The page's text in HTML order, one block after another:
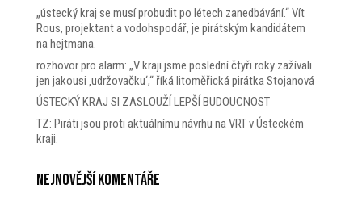
„ústecký kraj se musí probudit po létech zanedbávání.“ Vít
Rous, projektant a vodohspodář, je pirátským kandidátem
na hejtmana.
rozhovor pro alarm: „V kraji jsme poslední čtyři roky zažívali
jen jakousi ‚udržovačku‘,“ říká litoměřická pirátka Stojanová
ÚSTECKÝ KRAJ SI ZASLOUŽÍ LEPŠÍ BUDOUCNOST
TZ: Piráti jsou proti aktuálnímu návrhu na VRT v Ústeckém
kraji.
Nejnovější komentáře